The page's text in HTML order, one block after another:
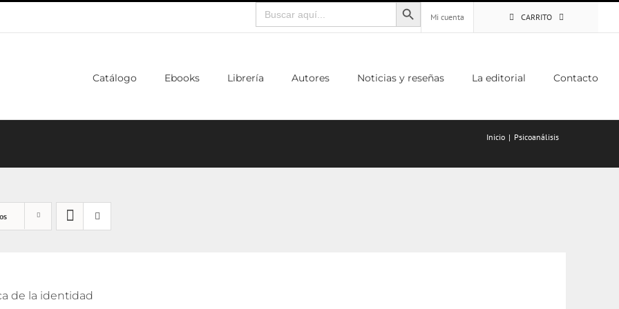
Buscar:
Mi cuenta
CARRITO
Catálogo Ebooks Librería Autores Noticias y reseñas La editorial Contacto
Inicio Psicoanálisis
de la identidad